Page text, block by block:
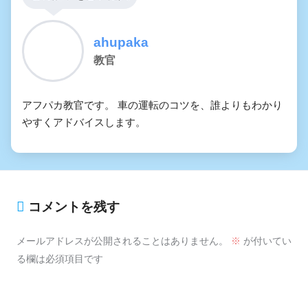
ahupaka
教官
アフパカ教官です。 車の運転のコツを、誰よりもわかり
やすくアドバイスします。
コメントを残す
メールアドレスが公開されることはありません。 ※ が付いてい
る欄は必須項目です